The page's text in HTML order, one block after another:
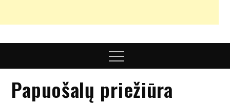
Menu
Papuošalų priežiūra